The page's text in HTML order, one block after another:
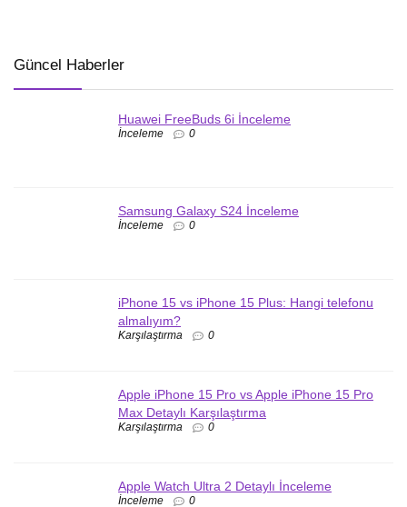
Güncel Haberler
Huawei FreeBuds 6i İnceleme
İnceleme 0
Samsung Galaxy S24 İnceleme
İnceleme 0
iPhone 15 vs iPhone 15 Plus: Hangi telefonu
almalıyım?
Karşılaştırma 0
Apple iPhone 15 Pro vs Apple iPhone 15 Pro
Max Detaylı Karşılaştırma
Karşılaştırma 0
Apple Watch Ultra 2 Detaylı İnceleme
İnceleme 0